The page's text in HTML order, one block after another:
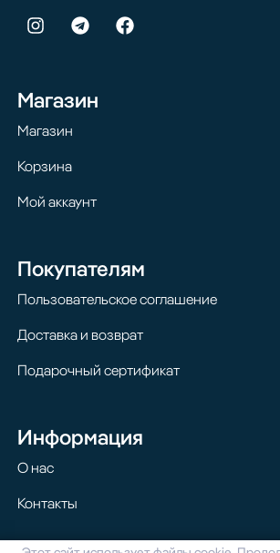
Магазин
Магазин
Корзина
Мой аккаунт
Покупателям
Пользовательское соглашение
Доставка и возврат
Подарочный сертификат
Информация
О нас
Контакты